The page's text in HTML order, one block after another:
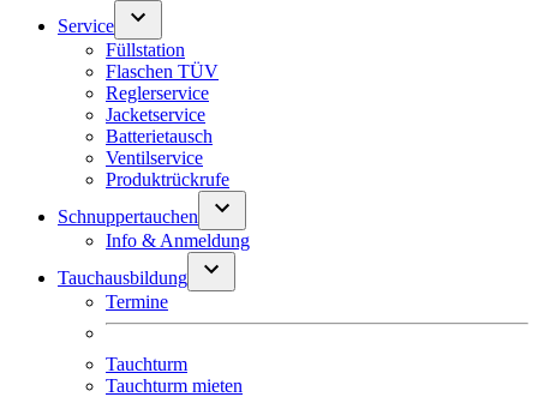
Service
Füllstation
Flaschen TÜV
Reglerservice
Jacketservice
Batterietausch
Ventilservice
Produktrückrufe
Schnuppertauchen
Info & Anmeldung
Tauchausbildung
Termine
Tauchturm
Tauchturm mieten